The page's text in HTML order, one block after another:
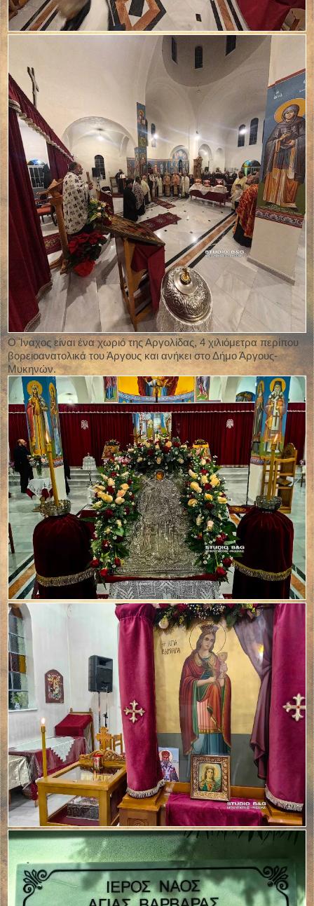
Ο Ίναχος είναι ένα χωριό της Αργολίδας, 4 χιλιόμετρα περίπου
βορειοανατολικά του Άργους και ανήκει στο Δήμο Άργους-
Μυκηνών.